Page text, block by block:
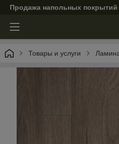
Продажа напольных
Товары и услуги